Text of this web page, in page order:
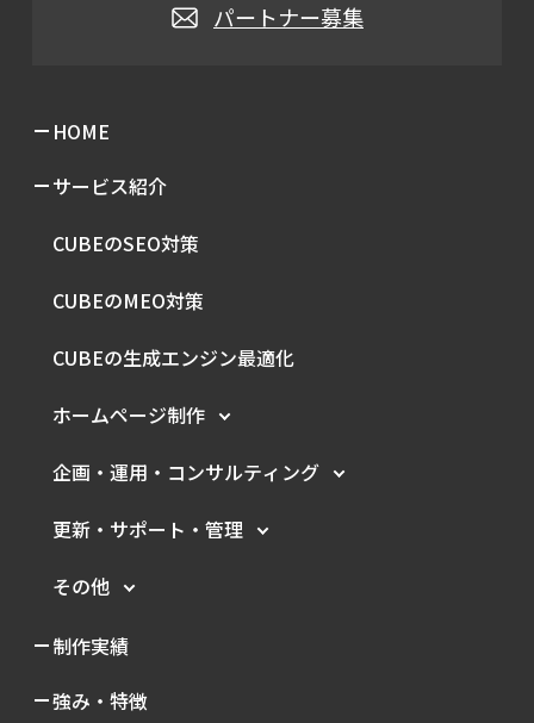
パートナー募集
HOME
サービス紹介
CUBEのSEO対策
CUBEのMEO対策
CUBEの生成エンジン最適化
ホームページ制作
企画・運用・ コンサルティング
更新・サポート・管理
その他
制作実績
強み・特徴